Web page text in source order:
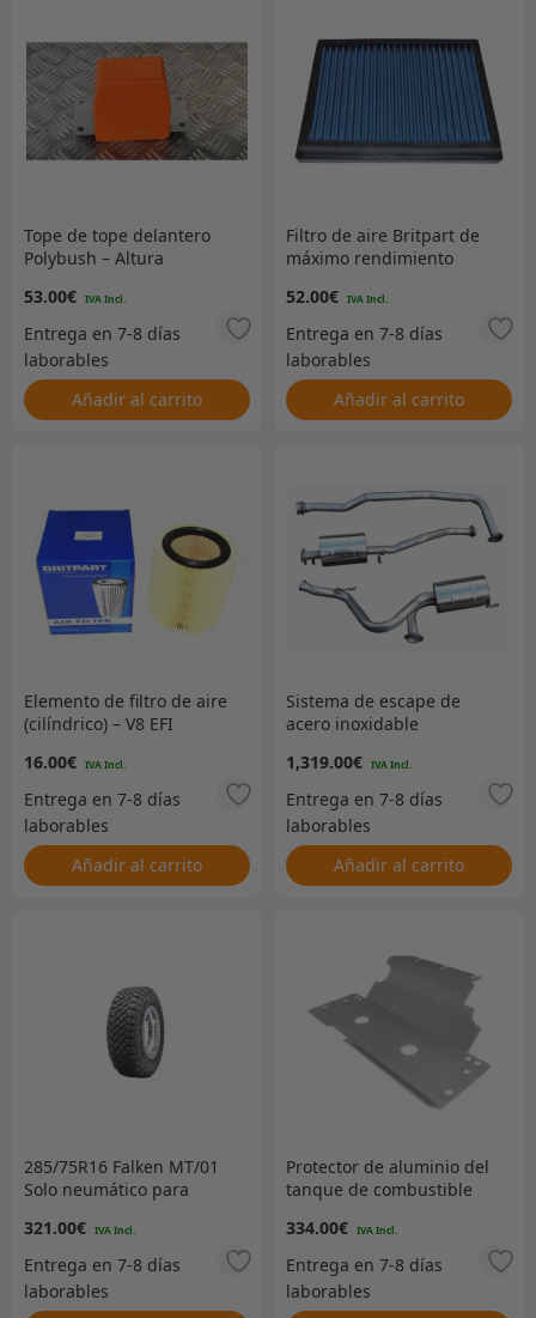
Tope de tope delantero
Polybush – Altura
53.00€
Añadir al carrito
Filtro de aire Britpart de
máximo rendimiento
52.00€
Añadir al carrito
Elemento de filtro de aire
(cilíndrico) – V8 EFI
16.00€
Añadir al carrito
Sistema de escape de
acero inoxidable
1,319.00€
Añadir al carrito
285/75R16 Falken MT/01
Solo neumático para
321.00€
Protector de aluminio del
tanque de combustible
334.00€